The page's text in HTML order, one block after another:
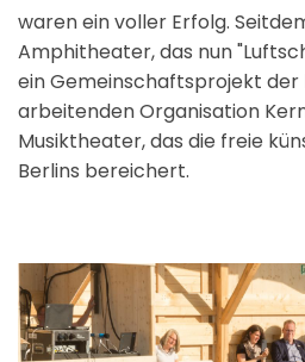
waren ein voller Erfolg.
Amphitheater, das nun
ein Gemeinschaftsprojekt
arbeitenden Organisation
Musiktheater, das die freie
Berlins bereichert.